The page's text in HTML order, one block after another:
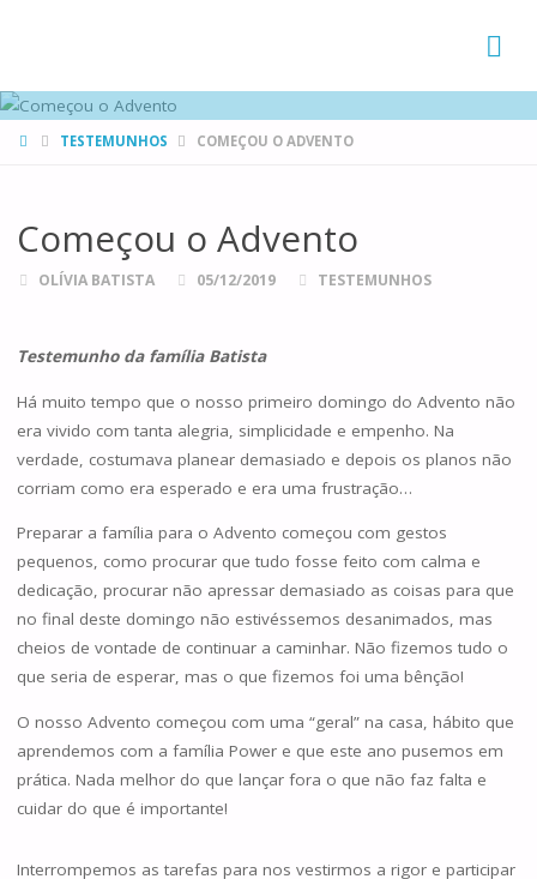
HOMETESTEMUNHOS COMEÇOU O ADVENTO
Começou o Advento
OLÍVIA BATISTA 05/12/2019 TESTEMUNHOS
Testemunho da família Batista
Há muito tempo que o nosso primeiro domingo do Advento não
era vivido com tanta alegria, simplicidade e empenho. Na
verdade, costumava planear demasiado e depois os planos não
corriam como era esperado e era uma frustração…
Preparar a família para o Advento começou com gestos
pequenos, como procurar que tudo fosse feito com calma e
dedicação, procurar não apressar demasiado as coisas para que
no final deste domingo não estivéssemos desanimados, mas
cheios de vontade de continuar a caminhar. Não fizemos tudo o
que seria de esperar, mas o que fizemos foi uma bênção!
O nosso Advento começou com uma “geral” na casa, hábito que
aprendemos com a família Power e que este ano pusemos em
prática. Nada melhor do que lançar fora o que não faz falta e
cuidar do que é importante!
Interrompemos as tarefas para nos vestirmos a rigor e participar